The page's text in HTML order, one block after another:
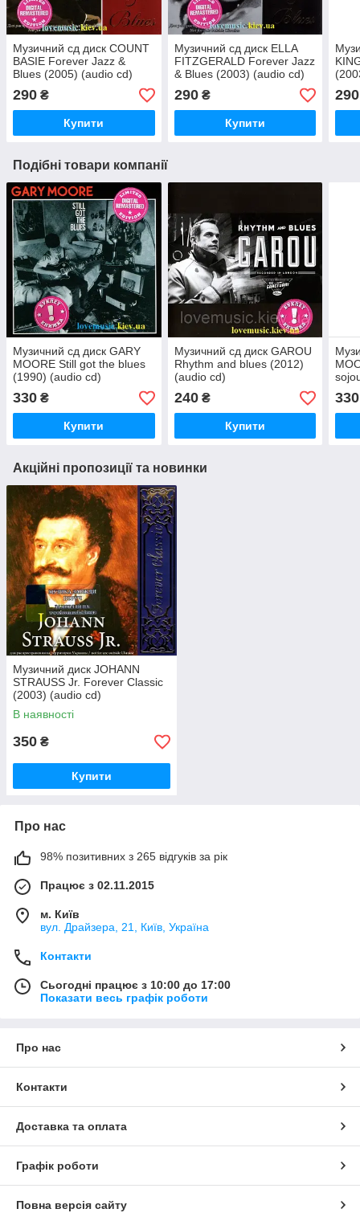
Музичний сд диск COUNT
BASIE Forever Jazz &
Blues (2005) (audio cd)
290 ₴
Купити
Музичний сд диск ELLA
FITZGERALD Forever Jazz
& Blues (2003) (audio cd)
290₴
Купити
290
Подібні товари компанії
Музичний сд диск GARY
MOORE Still got the blues
(1990) (audio cd)
330 ₴
Купити
Музичний сд диск GAROU
Rhythm and blues (2012)
(audio cd)
240₴
Купити
330
Акційні пропозиції та новинки
Музичний диск JOHANN
STRAUSS Jr. Forever Classic
(2003) (audio cd)
В наявності
350 ₴
Купити
Про нас
98% позитивних з 265 відгуків за рік
Працює з 02.11.2015
м. Київ
вул. Драйзера, 21, Київ, Україна
Контакти
Сьогодні працює з 10:00 до 17:00
Показати весь графік роботи
Про нас
Контакти
Доставка та оплата
Графік роботи
Повна версія сайту